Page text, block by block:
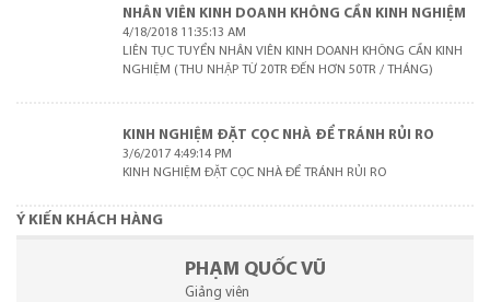
NHÂN VIÊN KINH DOANH KHÔNG CẦN KINH NGHIỆM
4/18/2018 11:35:13 AM
LIÊN TỤC TUYỂN NHÂN VIÊN KINH DOANH KHÔNG CẦN KINH
NGHIỆM (THU NHẬP TỪ 20TR ĐẾN HƠN 50TR / THÁNG)
KINH NGHIỆM ĐẶT CỌC NHÀ ĐỂ TRÁNH RỦI RO
3/6/2017 4:49:14 PM
KINH NGHIỆM ĐẶT CỌC NHÀ ĐỂ TRÁNH RỦI RO
Ý KIẾN KHÁCH HÀNG
PHẠM QUỐC VŨ
Giảng viên